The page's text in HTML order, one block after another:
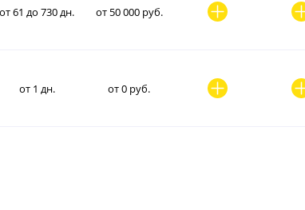
от 61 до 730 дн. от 50 000 руб.
от 1 дн. от 0 руб.